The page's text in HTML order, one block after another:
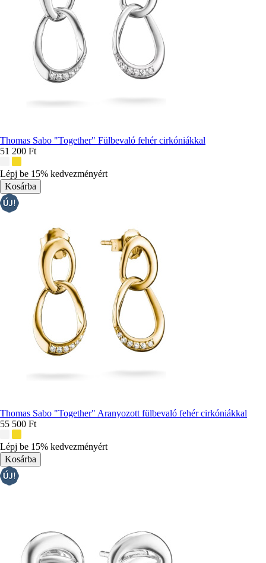
Thomas Sabo "Together" Fülbevaló fehér cirkóniákkal
51 200 Ft
színek:
Lépj be 15% kedvezményért
Thomas Sabo "Together" Aranyozott fülbevaló fehér cirkóniákkal
55 500 Ft
színek:
Lépj be 15% kedvezményért